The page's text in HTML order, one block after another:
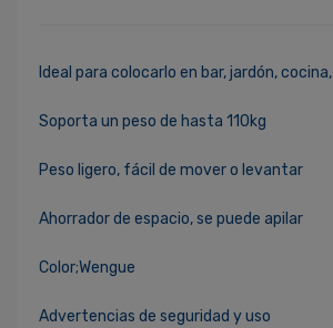
Ideal para colocarlo en bar, jardón,
Soporta un peso de hasta 110kg
Peso ligero, fácil de mover o levantar
Ahorrador de espacio, se puede apilar
Color;Wengue
Advertencias de seguridad y uso